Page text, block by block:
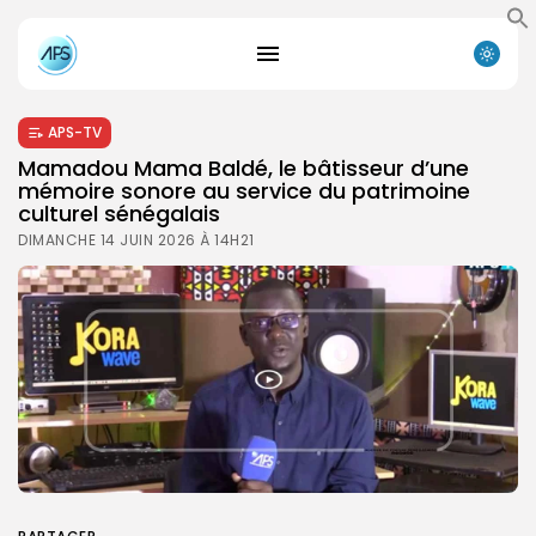
APS-TV
Mamadou Mama Baldé, le bâtisseur d’une
mémoire sonore au service du patrimoine
culturel sénégalais
DIMANCHE 14 JUIN 2026 À 14H21